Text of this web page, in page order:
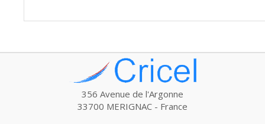
356 Avenue de l'Argonne
33700 MERIGNAC - France